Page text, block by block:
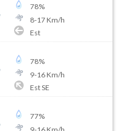
78%
8-17Km/h
Est
78%
9-16Km/h
Est SE
77%